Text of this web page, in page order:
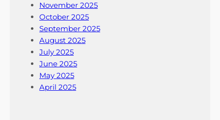
November 2025
October 2025
September 2025
August 2025
July 2025
June 2025
May 2025
April 2025